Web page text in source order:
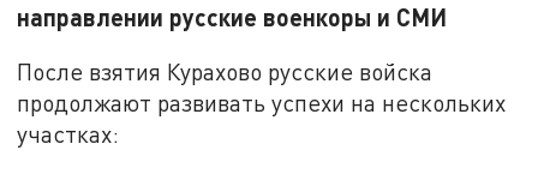
направлении русские военкоры и СМИ
После взятия Курахово русские войска
продолжают развивать успехи на нескольких
участках: